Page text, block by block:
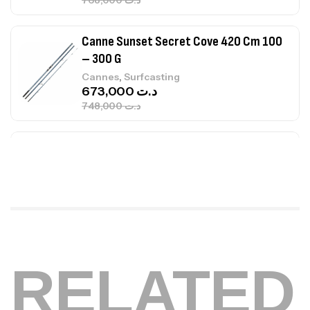
Canne Jigging Sunset Massive Attack
1.83m 120/250gr 30kg
Cannes,Jigging
د.ت340,000
Volant 3 Branches Inox T26S/35
Accastillage bateau Accessoires bateaux
د.ت
RELATED